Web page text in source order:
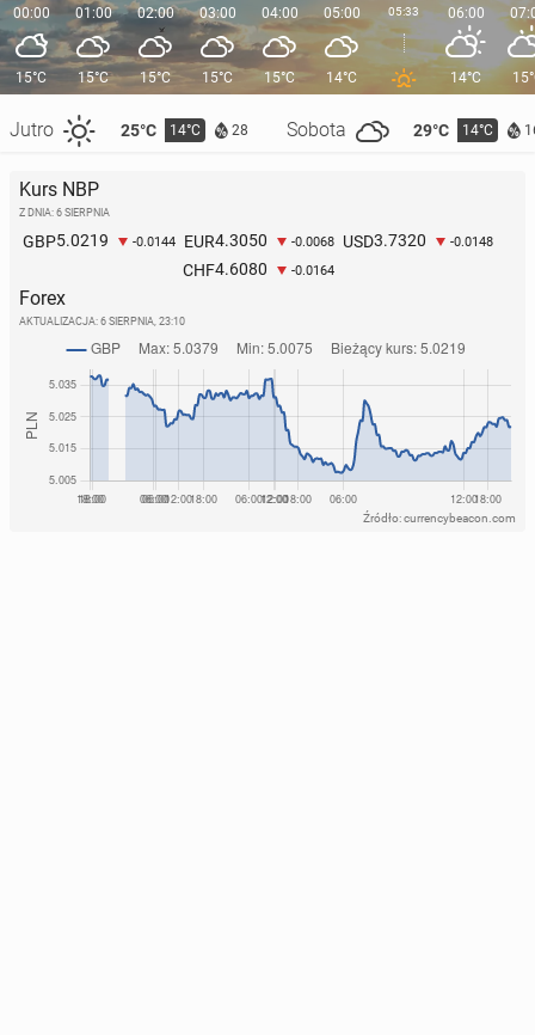
00:00
15°C
Jutro 25°C 14°C 28 Sobota 29°C 14°C
01:00
15°C
02:00
15°C
03:00
15°C
04:00
15°C
05:00
14°C
05:33 06:00
14°C
Kurs NBP
Z DNIA: 6 SIERPNIA
GBP5.0219 -0.0144 EUR4.3050 -0.0068 USD3.7320 -0.0148
CHF4.6080 -0.0164
Forex
AKTUALIZACJA: 6 SIERPNIA, 23:10
Źródło: currencybeacon.com